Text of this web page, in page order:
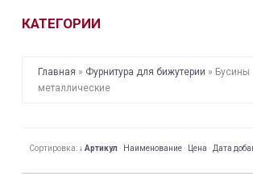
КАТЕГОРИИ
Главная » Фурнитура для бижутерии » Бусины
металлические
Сортировка: ↓ Артикул · Наименование · Цена · Дата